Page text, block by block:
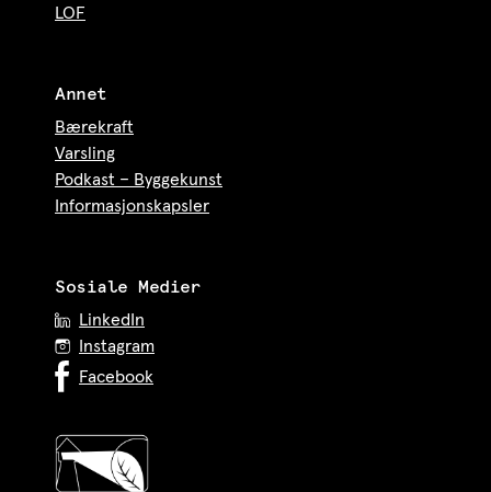
LOF
Annet
Bærekraft
Varsling
Podkast – Byggekunst
Informasjonskapsler
Sosiale Medier
LinkedIn
Instagram
Facebook